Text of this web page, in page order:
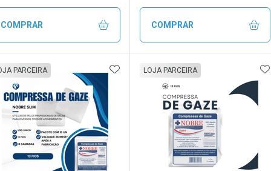
Comprar sem Desconto
Comprar sem Desconto
Comprar sem Desconto
Comprar sem Desconto
COMPRAR
FECHAR
FECHAR
Menos
COMPRAR
Laboratório
Por Menos
PARCEIRA ADICIONAR AOS FAVORITOS
LOJA PARCEIRA